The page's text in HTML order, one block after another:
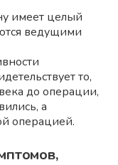
имеет целый
ведущими
то,
до операции,
а
операцией.